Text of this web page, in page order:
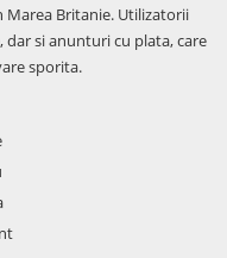
Marea Britanie. Utilizatorii
si anunturi cu plata, care
sporita.